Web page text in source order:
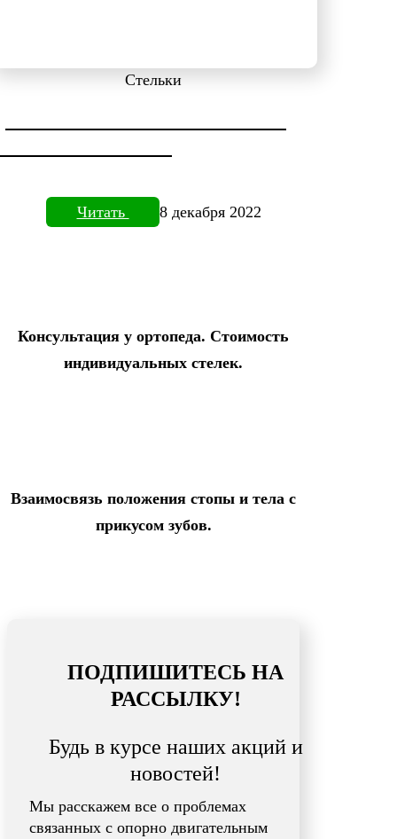
Стельки
Читать 8 декабря 2022
Консультация у ортопеда. Стоимость
индивидуальных стелек.
Взаимосвязь положения стопы и тела с
прикусом зубов.
ПОДПИШИТЕСЬ НА
РАССЫЛКУ!
Будь в курсе наших акций и
новостей!
Мы расскажем все о проблемах
связанных с опорно двигательным